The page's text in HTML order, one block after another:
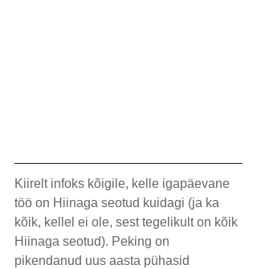
Kiirelt infoks kõigile, kelle igapäevane
töö on Hiinaga seotud kuidagi (ja ka
kõik, kellel ei ole, sest tegelikult on kõik
Hiinaga seotud). Peking on
pikendanud uus aasta pühasid